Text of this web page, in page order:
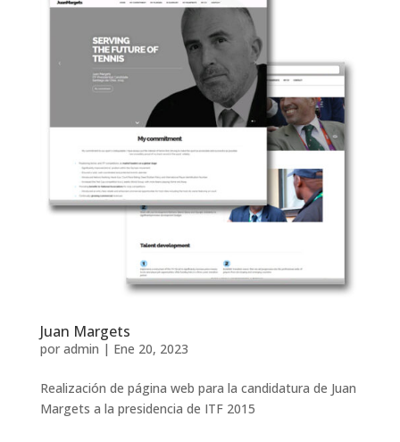
Juan Margets
por admin | Ene 20, 2023
Realización de página web para la candidatura de Juan
Margets a la presidencia de ITF 2015